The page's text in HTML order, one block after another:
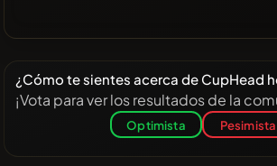
¿Cómo te sientes acerca de CupHead
¡Vota para ver los resultados de la
Optimista Pesimista